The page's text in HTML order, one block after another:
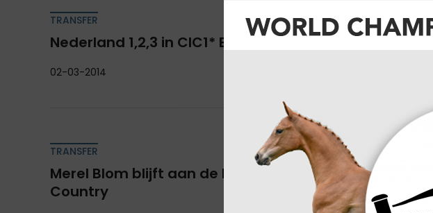
TRANSFER
Nederland 1,2,3 in CIC1* Barroca d'Alva
02-03-2014
TRANSFER
Merel Blom blijft aan de leiding na de Cross
Country